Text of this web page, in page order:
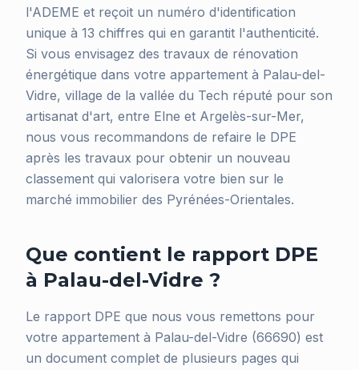
l'ADEME et reçoit un numéro d'identification
unique à 13 chiffres qui en garantit l'authenticité.
Si vous envisagez des travaux de rénovation
énergétique dans votre appartement à Palau-del-
Vidre, village de la vallée du Tech réputé pour son
artisanat d'art, entre Elne et Argelès-sur-Mer,
nous vous recommandons de refaire le DPE
après les travaux pour obtenir un nouveau
classement qui valorisera votre bien sur le
marché immobilier des Pyrénées-Orientales.
Que contient le rapport DPE
à Palau-del-Vidre ?
Le rapport DPE que nous vous remettons pour
votre appartement à Palau-del-Vidre (66690) est
un document complet de plusieurs pages qui